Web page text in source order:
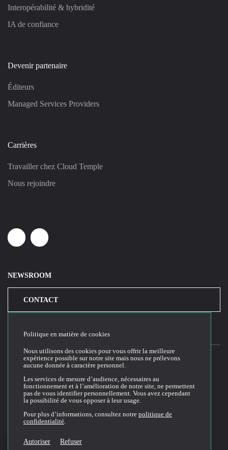
Interopérabilité & hybridité
IA de confiance
Devenir partenaire
Éditeurs
Managed Services Providers
Carrières
Travailler chez Cloud Temple
Nous rejoindre
LinkedinYoutube
NEWSROOM
CONTACT
Conditions générales d'utilisation du site web
Politique de confidentialité
Politique de cookies
Conditions Générales de Vente et Utilisation (CGVU)
Politique en matière de cookies
Nous utilisons des cookies pour vous offrir la meilleure
expérience possible sur notre site mais nous ne prélevons
aucune donnée à caractère personnel.
Les services de mesure d’audience, nécessaires au
fonctionnement et à l’amélioration de notre site, ne permettent
pas de vous identifier personnellement. Vous avez cependant
la possibilité de vous opposer à leur usage.
Pour plus d’informations, consultez notre politique de
confidentialité.
Autoriser Refuser